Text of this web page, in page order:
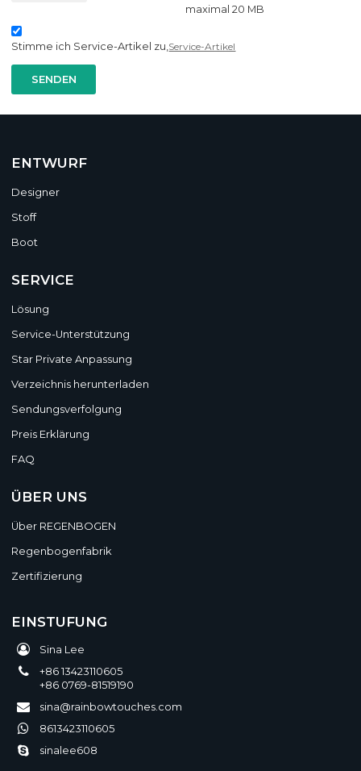
maximal 20 MB
Stimme ich Service-Artikel zu,Service-Artikel
SENDEN
ENTWURF
Designer
Stoff
Boot
SERVICE
Lösung
Service-Unterstützung
Star Private Anpassung
Verzeichnis herunterladen
Sendungsverfolgung
Preis Erklärung
FAQ
ÜBER UNS
Über REGENBOGEN
Regenbogenfabrik
Zertifizierung
EINSTUFUNG
Sina Lee
+86 13423110605
+86 0769-81519190
sina@rainbowtouches.com
8613423110605
sinalee608